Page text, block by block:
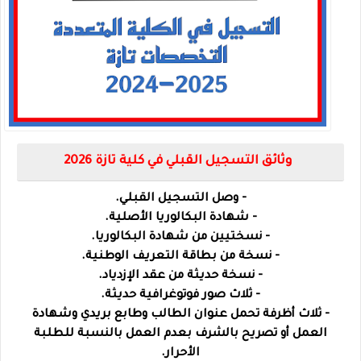
وثائق التسجيل القبلي في كلية تازة 2026
- وصل التسجيل القبلي.
- شهادة البكالوريا الأصلية.
- نسختيين من شهادة البكالوريا.
- نسخة من بطاقة التعريف الوطنية.
- نسخة حديثة من عقد الإزدياد.
- ثلاث صور فوتوغرافية حديثة.
- ثلاث أظرفة تحمل عنوان الطالب وطابع بريدي وشهادة
العمل أو تصريح بالشرف بعدم العمل بالنسبة للطلبة
الأحرار.